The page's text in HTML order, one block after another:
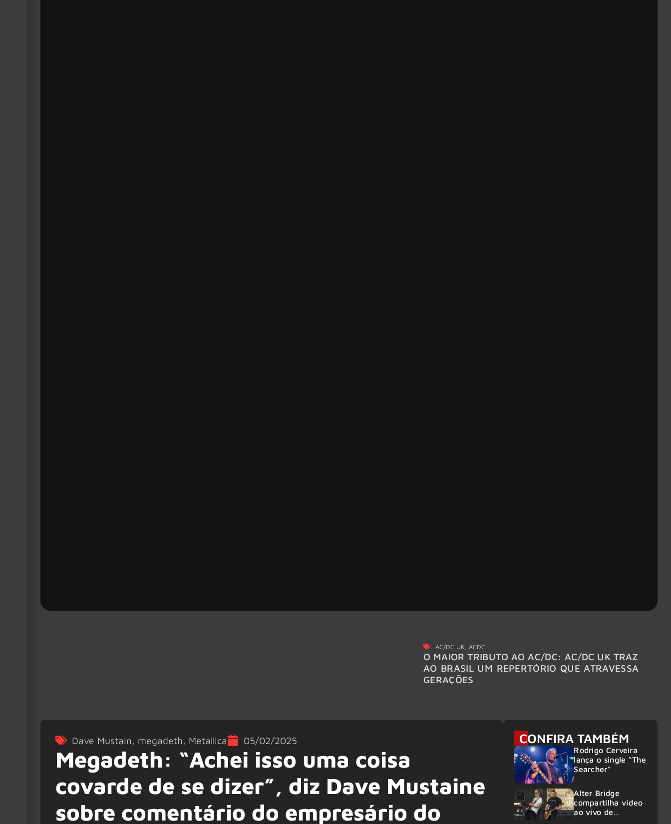
AC/DC UK ACDC
O MAIOR TRIBUTO AO AC/DC: AC/DC UK TRAZ
AO BRASIL UM REPERTÓRIO QUE ATRAVESSA
GERAÇÕES
Dave Mustain, megadeth, Metallica 05/02/2025
Megadeth: “Achei isso uma coisa
covarde de se dizer”, diz Dave Mustaine
sobre comentário do empresário do
CONFIRA TAMBÉM
Rodrigo Cerveira
lança o single “The
Searcher”
Alter Bridge
compartilha vídeo
ao vivo de